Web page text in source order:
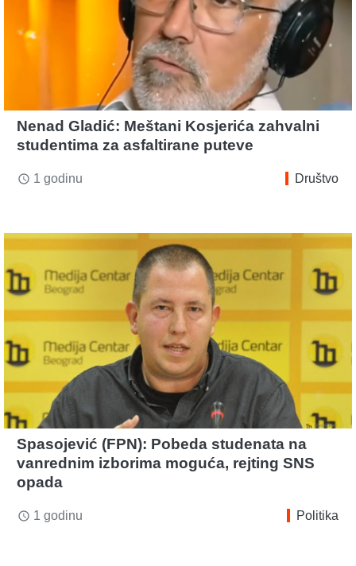
Nenad Gladić: Meštani Kosjerića zahvalni
studentima za asfaltirane puteve
access_time 1 godinu Društvo
Spasojević (FPN): Pobeda studenata na
vanrednim izborima moguća, rejting SNS
opada
access_time 1 godinu Politika